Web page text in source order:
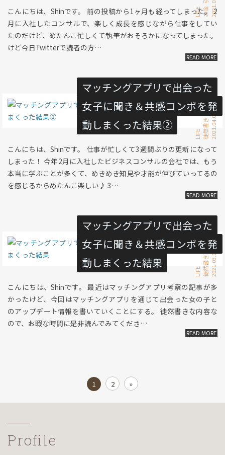
LIFEお金
こんにちは、Shinです。 前の投稿から1ヶ月も経ってしまった。 2
月に入社したコンサルで、楽しく成長を感じながら仕事をしてい
たのだけど、めたんこ忙しくて執筆がおそろかになってしまった。
けど今日Twitterで読者の方…
LIFE 徒然書き
恋愛2021.04.01 Thu
マッチングアプリで出会った
女子に聞き＆共感コンボを発
動しまくった結果②
こんにちは、Shinです。 仕事が忙しくて3週間ぶりの更新になって
しまった！ 今年2月に入社したビジネスコンサルの会社では、もう
本当に学ぶことが多くて、めきめき知見や才能が伸びていってるの
を感じるからめたんこ楽しい♪ 3…
LIFE 徒然書き
恋愛2021.03.07 Sun
マッチングアプリで出会った
女子に聞き＆共感コンボを発
動しまくった結果
こんにちは、Shinです。 最近はマッチングアプリ考察の記事が多
かったけど、今回はマッチングアプリを通じて出会った女の子と
のアップデート情報を書いていくことにする。 徒然書きな内容な
ので、お暇な時間に是非読んでみてくださ…
1 2 »
Profile